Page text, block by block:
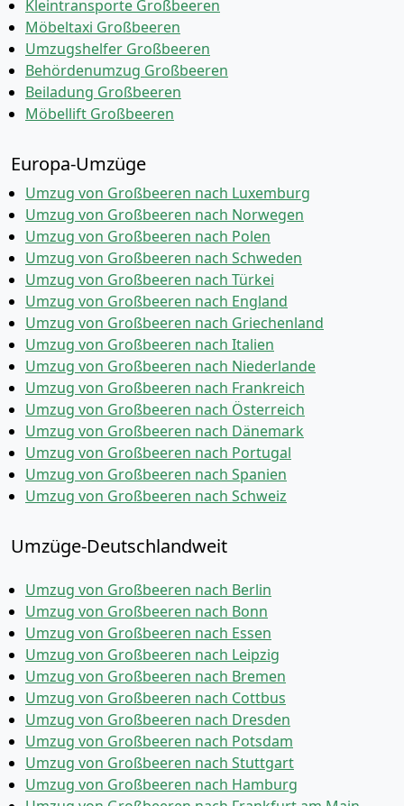
Kleintransporte Großbeeren
Möbeltaxi Großbeeren
Umzugshelfer Großbeeren
Behördenumzug Großbeeren
Beiladung Großbeeren
Möbellift Großbeeren
Europa-Umzüge
Umzug von Großbeeren nach Luxemburg
Umzug von Großbeeren nach Norwegen
Umzug von Großbeeren nach Polen
Umzug von Großbeeren nach Schweden
Umzug von Großbeeren nach Türkei
Umzug von Großbeeren nach England
Umzug von Großbeeren nach Griechenland
Umzug von Großbeeren nach Italien
Umzug von Großbeeren nach Niederlande
Umzug von Großbeeren nach Frankreich
Umzug von Großbeeren nach Österreich
Umzug von Großbeeren nach Dänemark
Umzug von Großbeeren nach Portugal
Umzug von Großbeeren nach Spanien
Umzug von Großbeeren nach Schweiz
Umzüge-Deutschlandweit
Umzug von Großbeeren nach Berlin
Umzug von Großbeeren nach Bonn
Umzug von Großbeeren nach Essen
Umzug von Großbeeren nach Leipzig
Umzug von Großbeeren nach Bremen
Umzug von Großbeeren nach Cottbus
Umzug von Großbeeren nach Dresden
Umzug von Großbeeren nach Potsdam
Umzug von Großbeeren nach Stuttgart
Umzug von Großbeeren nach Hamburg